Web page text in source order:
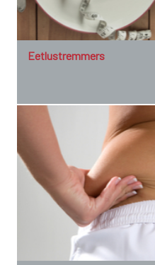
Eetlustremmers